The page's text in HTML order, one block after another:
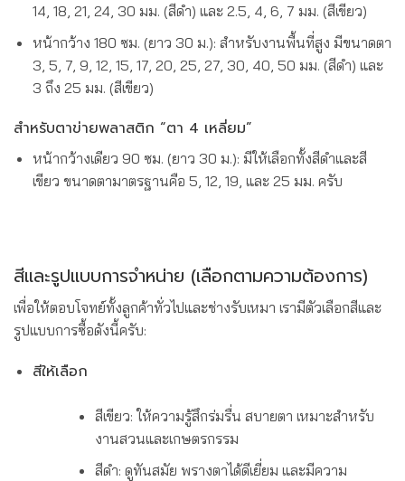
14, 18, 21, 24, 30 มม. (สีดำ) และ 2.5, 4, 6, 7 มม. (สีเขียว)
หน้ากว้าง 180 ซม. (ยาว 30 ม.): สำหรับงานพื้นที่สูง มีขนาดตา
3, 5, 7, 9, 12, 15, 17, 20, 25, 27, 30, 40, 50 มม. (สีดำ) และ
3 ถึง 25 มม. (สีเขียว)
สำหรับตาข่ายพลาสติก “ตา 4 เหลี่ยม”
หน้ากว้างเดียว 90 ซม. (ยาว 30 ม.): มีให้เลือกทั้งสีดำและสี
เขียว ขนาดตามาตรฐานคือ 5, 12, 19, และ 25 มม. ครับ
สีและรูปแบบการจำหน่าย (เลือกตามความต้องการ)
เพื่อให้ตอบโจทย์ทั้งลูกค้าทั่วไปและช่างรับเหมา เรามีตัวเลือกสีและ
รูปแบบการซื้อดังนี้ครับ:
สีให้เลือก
สีเขียว: ให้ความรู้สึกร่มรื่น สบายตา เหมาะสำหรับ
งานสวนและเกษตรกรรม
สีดำ: ดูทันสมัย พรางตาได้ดีเยี่ยม และมีความ